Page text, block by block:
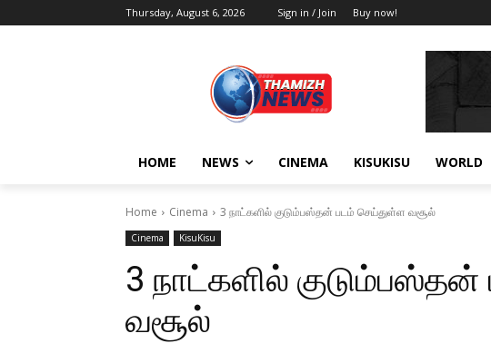
Thursday, August 6, 2026 Sign in / Join Buy now!
HOME NEWS CINEMA KISUKISU WORLD
Home Cinema 3 நாட்களில் குடும்பஸ்தன் படம் செய்துள்ள வசூல்
Cinema KisuKisu
3 நாட்களில்
வசூல்